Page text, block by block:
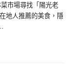
市場尋找「陽光老
地人推薦的美食，隱